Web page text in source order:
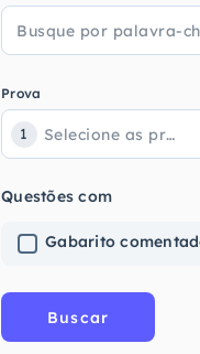
Prova
1
Questões com
Gabarito
Buscar